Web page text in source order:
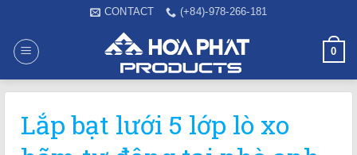
content
CONTACT (+84)-978-266-181
0
Lắp bạt lưới 5 lớp lò xo